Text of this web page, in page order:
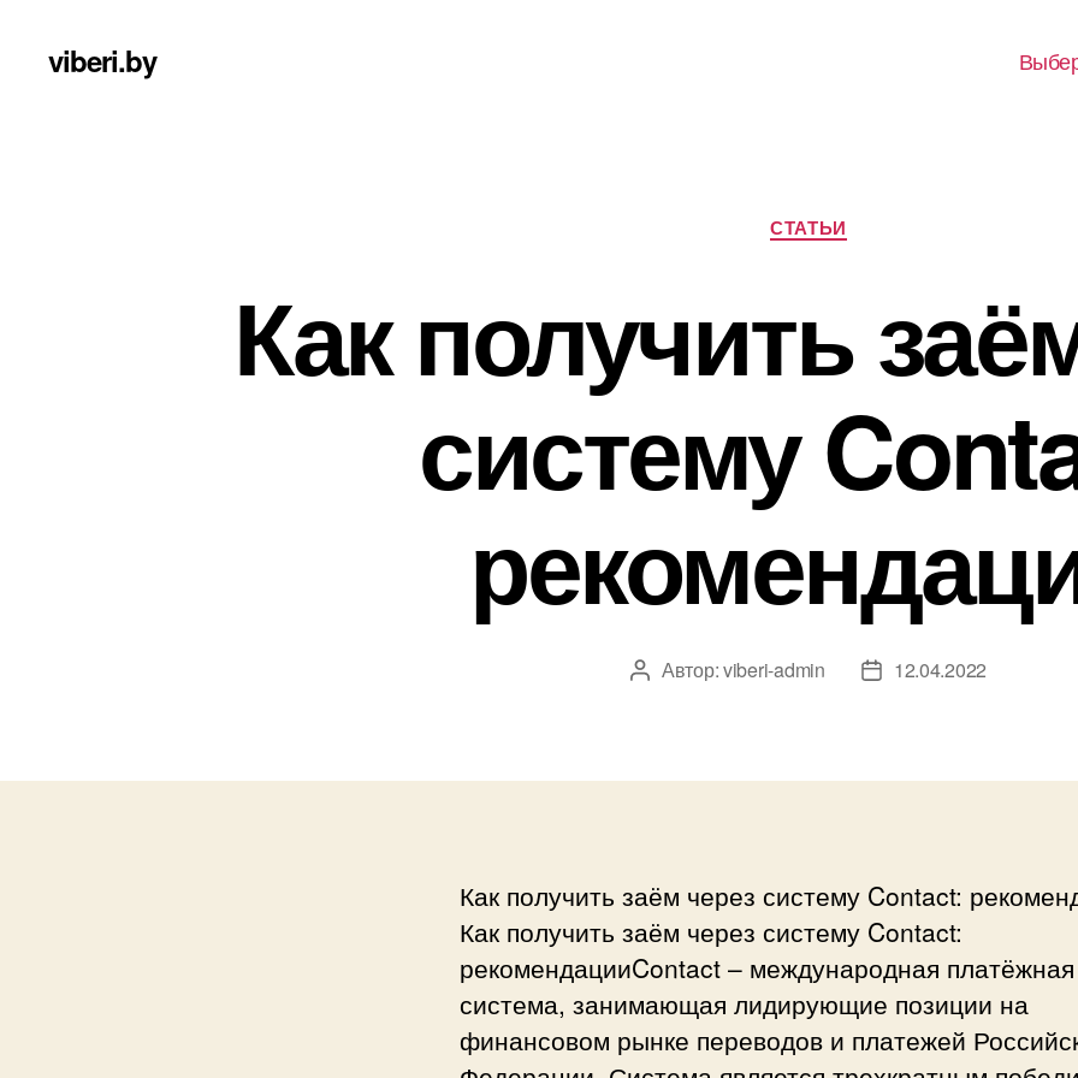
viberi.by
Рубрики
СТАТЬИ
Как получить
систему
Автор
Автор:viberi-admin
Дата12.04.2022
Как получить заём через систему Contact:
Как получить заём через систему Contact:
рекомендацииContact – международная платёжная
система, занимающая лидирующие позиции на
финансовом рынке переводов и платежей